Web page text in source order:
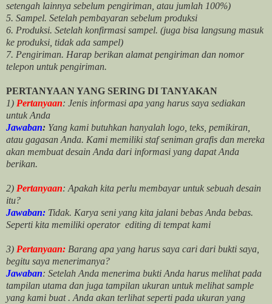
setengah lainnya sebelum pengiriman, atau jumlah 100%)
5. Sampel. Setelah pembayaran sebelum produksi
6. Produksi. Setelah konfirmasi sampel. (juga bisa langsung masuk
ke produksi, tidak ada sampel)
7. Pengiriman. Harap berikan alamat pengiriman dan nomor
telepon untuk pengiriman.
PERTANYAAN YANG SERING DI TANYAKAN
1) Pertanyaan: Jenis informasi apa yang harus saya sediakan
untuk Anda
Jawaban: Yang kami butuhkan hanyalah logo, teks, pemikiran,
atau gagasan Anda. Kami memiliki staf seniman grafis dan mereka
akan membuat desain Anda dari informasi yang dapat Anda
berikan.
2) Pertanyaan: Apakah kita perlu membayar untuk sebuah desain
itu?
Jawaban: Tidak. Karya seni yang kita jalani bebas Anda bebas.
Seperti kita memiliki operator editing di tempat kami
3) Pertanyaan: Barang apa yang harus saya cari dari bukti saya,
begitu saya menerimanya?
Jawaban: Setelah Anda menerima bukti Anda harus melihat pada
tampilan utama dan juga tampilan ukuran untuk melihatsample
yang kami buat . Anda akan terlihat seperti pada ukuran yang